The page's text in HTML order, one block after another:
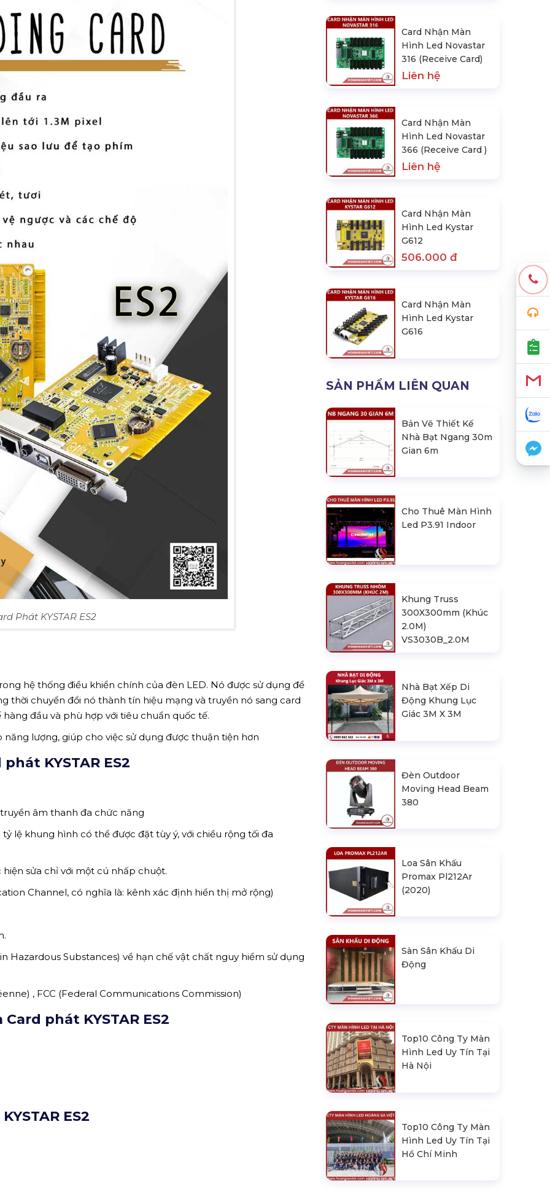
Phát KYSTAR ES2
hệ thống điều khiển chính của đèn LED. Nó được sử dụng để
thời chuyển đổi nó thành tín hiệu mạng và truyền nó sang card
đầu và phù hợp với tiêu chuẩn quốc tế.
năng lượng, giúp cho việc sử dụng được thuận tiện hơn
KYSTAR ES2
âm thanh đa chức năng
lệ khung hình có thể được đặt tùy ý, với chiều rộng tối đa
sửa chỉ với một cú nhấp chuột.
Channel, có nghĩa là: kênh xác định hiển thị mở rộng)
Hazardous Substances) về hạn chế vật chất nguy hiểm sử dụng
, FCC (Federal Communications Commission)
phát KYSTAR ES2
ES2
Card Nhận Màn
Hình Led Novastar
316 (Receive Card)
Liên hệ
Card Nhận Màn
Hình Led Novastar
366 (Receive Card )
Liên hệ
Card Nhận Màn
Hình Led Kystar
G612
506.000 đ
Card Nhận Màn
Hình Led Kystar
G616
SẢN PHẨM LIÊN QUAN
Bản Vẽ Thiết Kế
Nhà Bạt Ngang 30m
Gian 6m
Cho Thuê Màn Hình
Led P3.91 Indoor
Khung Truss
300X300mm (Khúc
2.0M)
VS3030B_2.0M
Nhà Bạt Xếp Di
Động Khung Lục
Giác 3M X 3M
Đèn Outdoor
Moving Head Beam
380
Loa Sân Khấu
Promax Pl212Ar
(2020)
Sàn Sân Khấu Di
Động
Top10 Công Ty Màn
Hình Led Uy Tín Tại
Hà Nội
Top10 Công Ty Màn
Hình Led Uy Tín Tại
Hồ Chí Minh